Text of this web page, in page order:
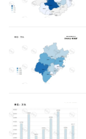
告
数
据